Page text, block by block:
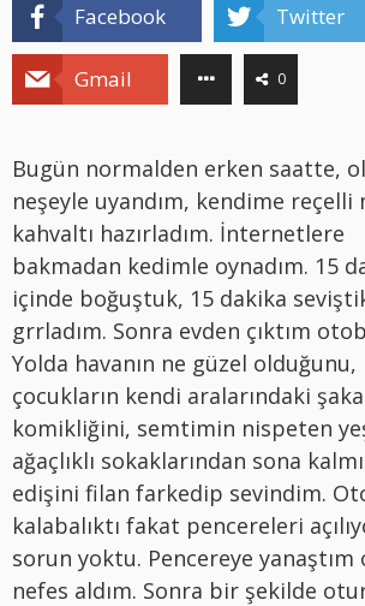
Facebook Twitter
Gmail 0
Bugün normalden erken saatte,
neşeyle uyandım, kendime
kahvaltı hazırladım. İnternetlere
bakmadan kedimle oynadım. 15
içinde boğuştuk, 15 dakika
grrladım. Sonra evden çıktım
Yolda havanın ne güzel
çocukların kendi aralarındaki
komikliğini, semtimin nispeten
ağaçlıklı sokaklarından sona
edişini filan farkedip sevindim.
kalabalıktı fakat pencereleri
sorun yoktu. Pencereye
nefes aldım. Sonra bir şekilde